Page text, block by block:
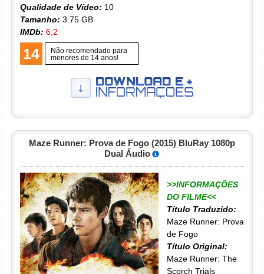
Qualidade de Vídeo: 10
Tamanho: 3.75 GB
IMDb: 6,2
14
Não recomendado para
menores de 14 anos!
Maze Runner: Prova de Fogo (2015) BluRay 1080p
Dual Áudio
>>INFORMAÇÕES
DO FILME<<
Título Traduzido:
Maze Runner: Prova
de Fogo
Título Original:
Maze Runner: The
Scorch Trials